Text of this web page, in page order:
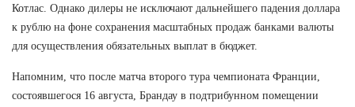
Котлас. Однако дилеры не исключают дальнейшего падения доллара
к рублю на фоне сохранения масштабных продаж банками валюты
для осуществления обязательных выплат в бюджет.
Напомним, что после матча второго тура чемпионата Франции,
состоявшегося 16 августа, Брандау в подтрибунном помещении